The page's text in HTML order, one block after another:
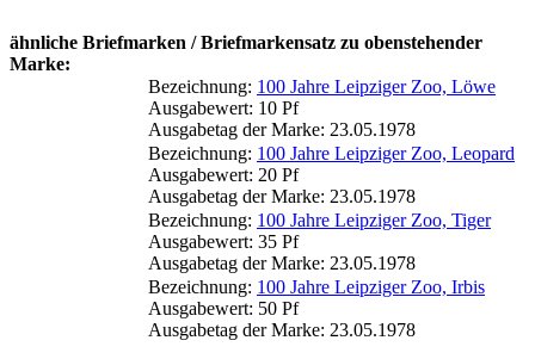
ähnliche Briefmarken / Briefmarkensatz zu obenstehender
Marke:
Bezeichnung: 100 Jahre Leipziger Zoo, Löwe
Ausgabewert: 10 Pf
Ausgabetag der Marke: 23.05.1978
Bezeichnung: 100 Jahre Leipziger Zoo, Leopard
Ausgabewert: 20 Pf
Ausgabetag der Marke: 23.05.1978
Bezeichnung: 100 Jahre Leipziger Zoo, Tiger
Ausgabewert: 35 Pf
Ausgabetag der Marke: 23.05.1978
Bezeichnung: 100 Jahre Leipziger Zoo, Irbis
Ausgabewert: 50 Pf
Ausgabetag der Marke: 23.05.1978